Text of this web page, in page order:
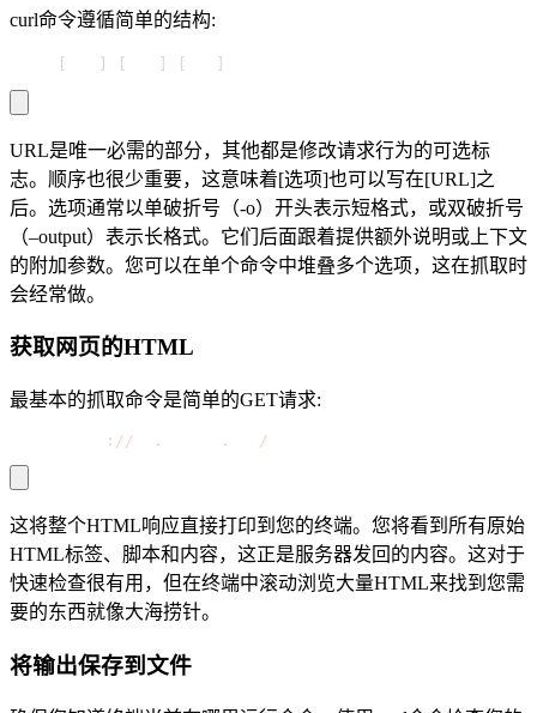
curl命令遵循简单的结构:
[ ] [ ] [ ]
URL是唯一必需的部分，其他都是修改请求行为的可选标
志。顺序也很少重要，这意味着[选项]也可以写在[URL]之
后。选项通常以单破折号（-o）开头表示短格式，或双破折号
（–output）表示长格式。它们后面跟着提供额外说明或上下文
的附加参数。您可以在单个命令中堆叠多个选项，这在抓取时
会经常做。
获取网页的HTML
最基本的抓取命令是简单的GET请求:
: // . . /
这将整个HTML响应直接打印到您的终端。您将看到所有原始
HTML标签、脚本和内容，这正是服务器发回的内容。这对于
快速检查很有用，但在终端中滚动浏览大量HTML来找到您需
要的东西就像大海捞针。
将输出保存到文件